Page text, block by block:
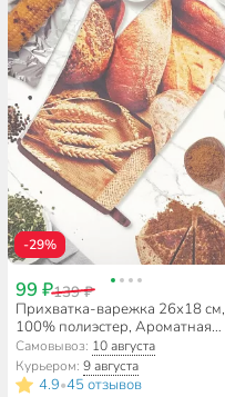
-29%
99 ₽139 ₽
Прихватка-варежка 26х18 см,
100% полиэстер, Ароматная
выпечка, Y9-172
Самовывоз: 10 августа
Курьером:9 августа
4.9•45 отзывов